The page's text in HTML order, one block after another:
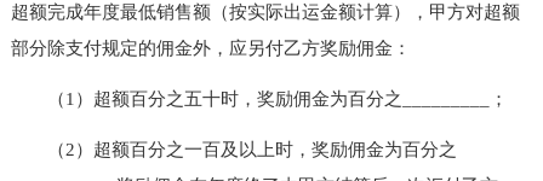
超额完成年度最低销售额（按实际出运金额计算），甲方对超额
部分除支付规定的佣金外，应另付乙方奖励佣金：
（1）超额百分之五十时，奖励佣金为百分之_________；
（2）超额百分之一百及以上时，奖励佣金为百分之